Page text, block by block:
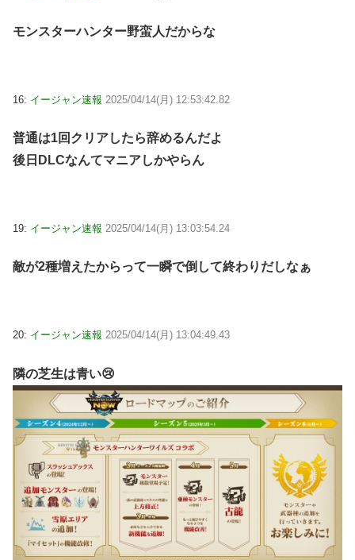
モンスターハンター野蛮人だからな
16: イージャン速報 2025/04/14(月) 12:53:42.82
普通は1回クリアしたら辞めるんだよ
後日DLCなんてマニアしかやらん
19: イージャン速報 2025/04/14(月) 13:03:54.24
敵が2種増えたからって一瞬で倒して終わりだしなぁ
20: イージャン速報 2025/04/14(月) 13:04:49.43
隣の芝生は青い😢